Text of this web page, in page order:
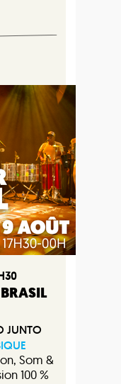
JUNTO
Som &
100 %